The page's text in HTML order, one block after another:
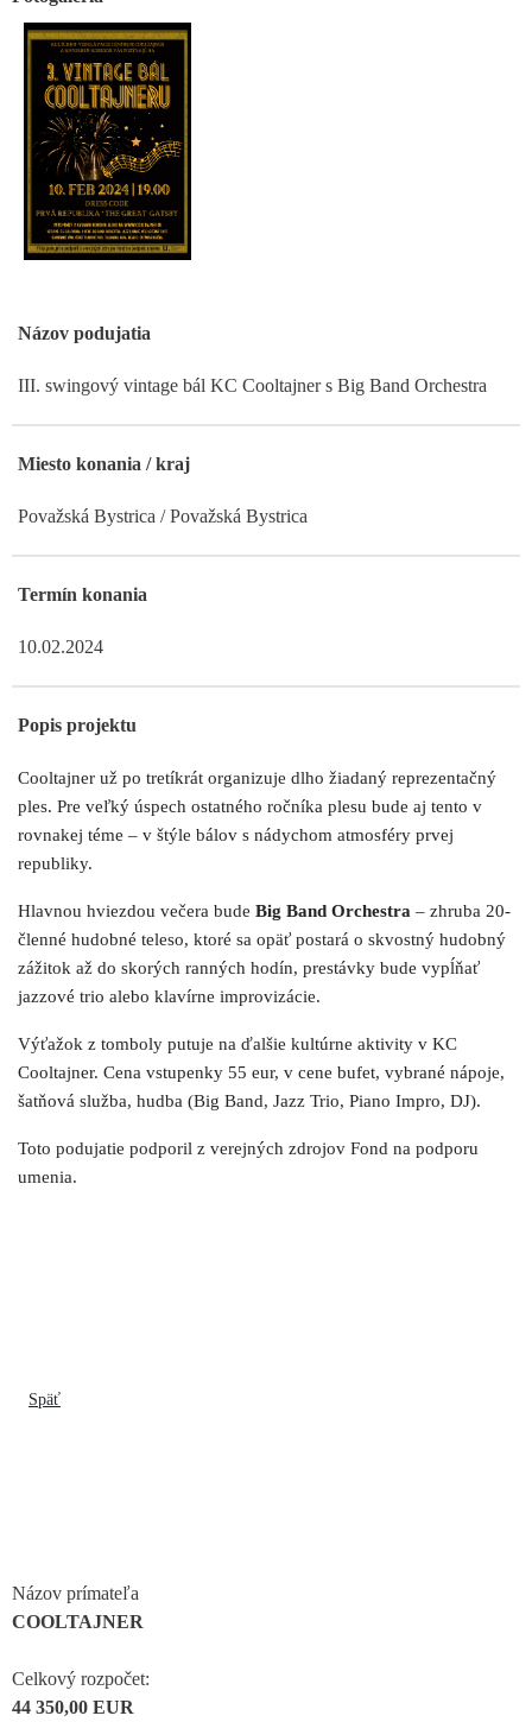
Názov podujatia
III. swingový vintage bál KC Cooltajner s Big Band Orchestra
Miesto konania / kraj
Považská Bystrica / Považská Bystrica
Termín konania
10.02.2024
Popis projektu
Cooltajner už po tretíkrát organizuje dlho žiadaný reprezentačný
ples. Pre veľký úspech ostatného ročníka plesu bude aj tento v
rovnakej téme – v štýle bálov s nádychom atmosféry prvej
republiky.
Hlavnou hviezdou večera bude Big Band Orchestra – zhruba 20-
členné hudobné teleso, ktoré sa opäť postará o skvostný hudobný
zážitok až do skorých ranných hodín, prestávky bude vypĺňať
jazzové trio alebo klavírne improvizácie.
Výťažok z tomboly putuje na ďalšie kultúrne aktivity v KC
Cooltajner. Cena vstupenky 55 eur, v cene bufet, vybrané nápoje,
šatňová služba, hudba (Big Band, Jazz Trio, Piano Impro, DJ).
Toto podujatie podporil z verejných zdrojov Fond na podporu
umenia.
Späť
Názov prímateľa
COOLTAJNER
Celkový rozpočet:
44 350,00 EUR